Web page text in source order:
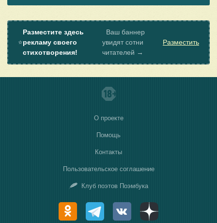
⭐
Разместите здесь
рекламу своего
стихотворения!
Ваш баннер
увидят сотни
читателей →
Разместить
О проекте
Помощь
Контакты
Пользовательское соглашение
Клуб поэтов Поэмбука